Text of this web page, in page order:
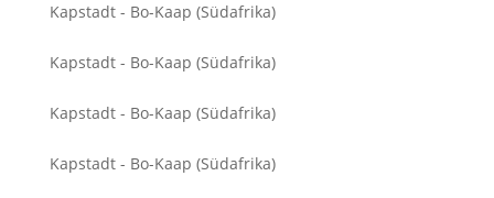
Kapstadt - Bo-Kaap (Südafrika)
Kapstadt - Bo-Kaap (Südafrika)
Kapstadt - Bo-Kaap (Südafrika)
Kapstadt - Bo-Kaap (Südafrika)